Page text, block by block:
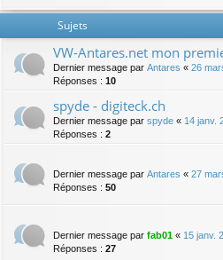
Sujets
VW-Antares.net mon
Dernier message par Antares « 26
Réponses : 10
spyde - digiteck.ch
Dernier message par spyde « 14 janv.
Réponses : 2
Dernier message par Antares « 27
Réponses : 50
Dernier message par fab01 « 15 janv.
Réponses : 27